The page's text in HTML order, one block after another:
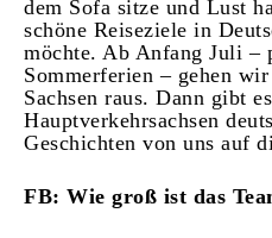
dem Sofa sitze und Lust
schöne Reiseziele in
möchte. Ab Anfang Juli –
Sommerferien – gehen
Sachsen raus. Dann gibt
Hauptverkehrsachsen
Geschichten von uns auf
FB: Wie groß ist das